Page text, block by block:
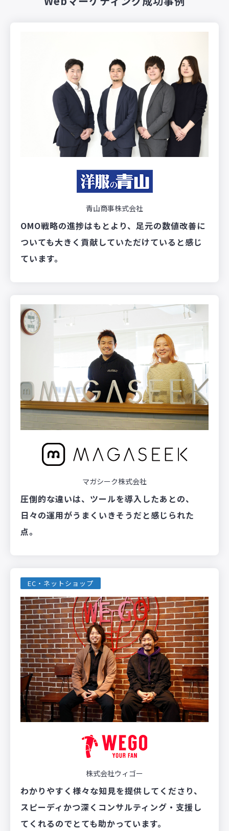
青山商事株式会社
OMO戦略の進捗はもとより、足元の数値改善に
ついても大きく貢献していただけていると感じ
ています。
マガシーク株式会社
圧倒的な違いは、ツールを導入したあとの、
日々の運用がうまくいきそうだと感じられた
点。
EC・ネットショップ
株式会社ウィゴー
わかりやすく様々な知見を提供してくださり、
スピーディかつ深くコンサルティング・支援し
てくれるのでとても助かっています。